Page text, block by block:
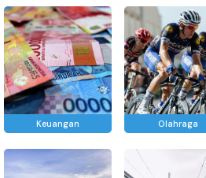
Keuangan Olahraga